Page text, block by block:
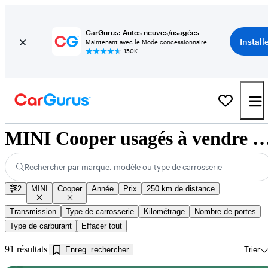
CarGurus: Autos neuves/usagées
Maintenant avec le Mode concessionnaire
150K+
MINI Cooper usagés à vendre
Rechercher par marque, modèle ou type de carrosserie
2 MINI Cooper Année Prix 250 km de distance
Transmission Type de carrosserie Kilométrage
Nombre de portes
Type de carburant
Effacer tout
91 résultats Enreg. rechercher Trier